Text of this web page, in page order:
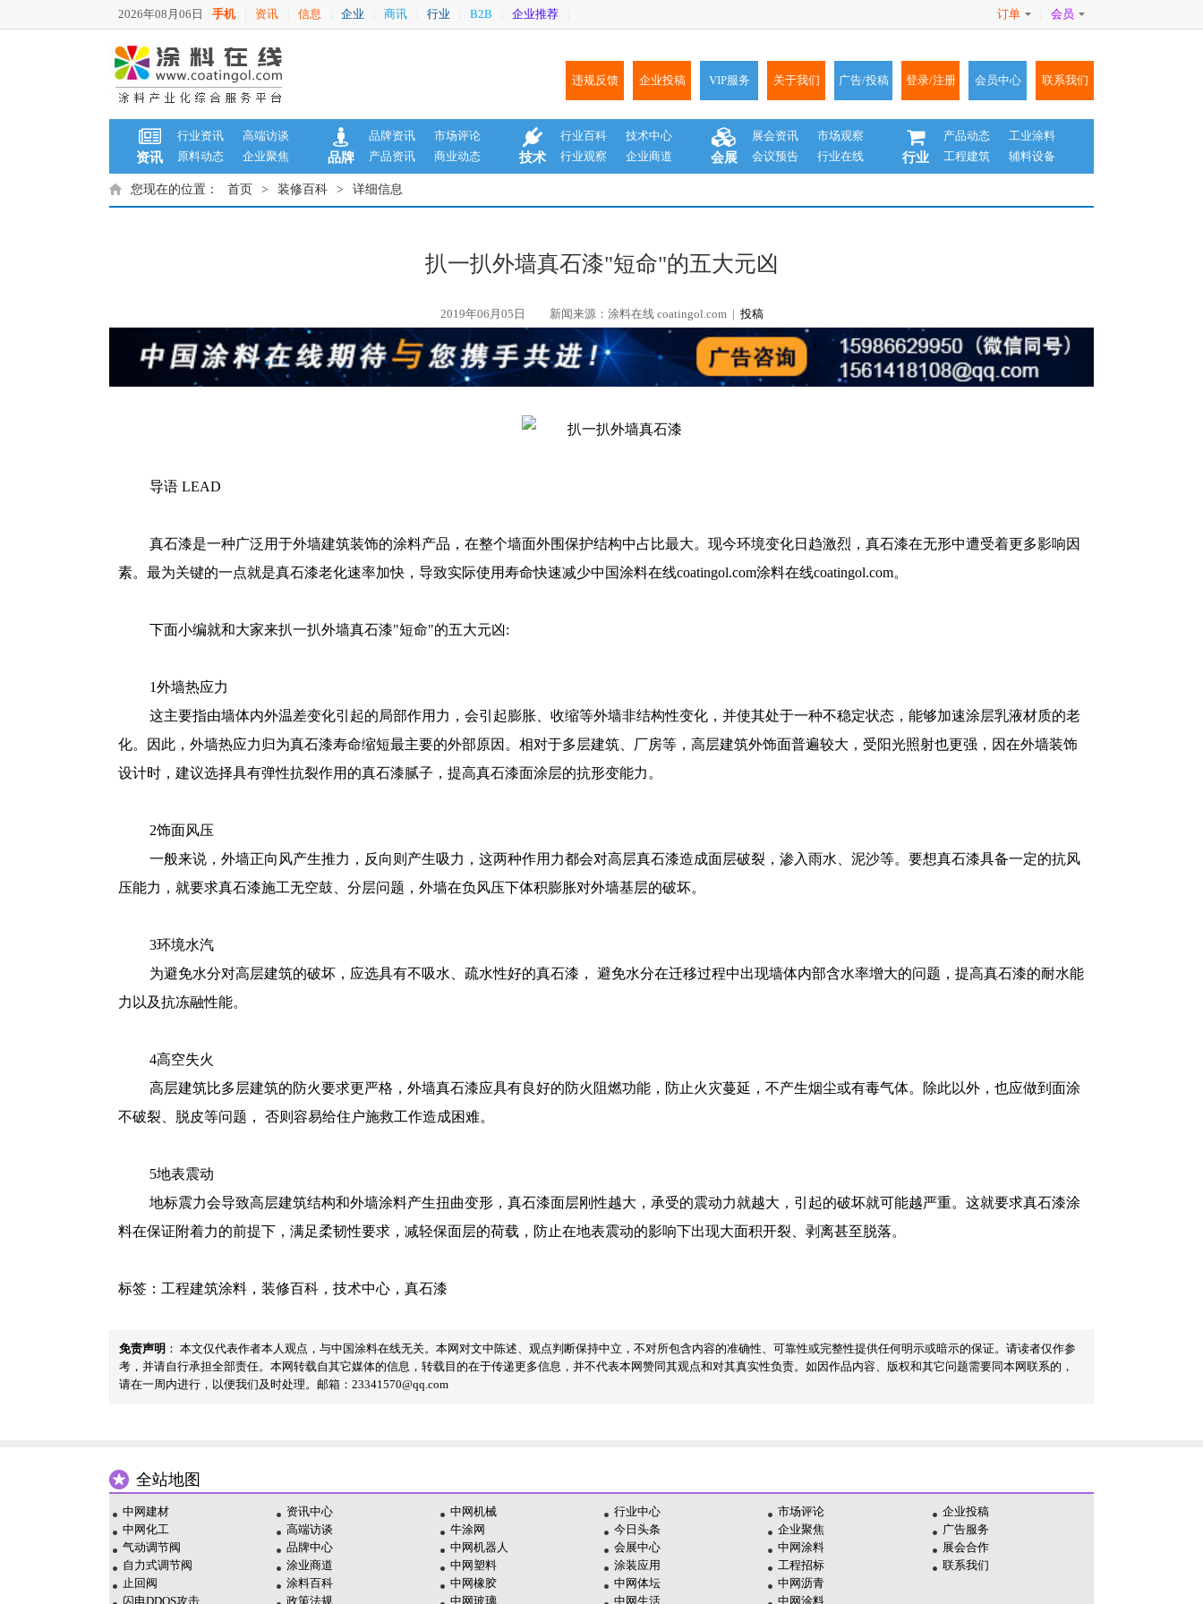
2026年08月06日 手机 资讯 信息 企业 商讯 行业 B2B 企业推荐 订单 会员
违规反馈 企业投稿 VIP服务 关于我们 广告/投稿 登录/注册 会员中心 联系我们
资讯
行业资讯
高端访谈
原料动态
企业聚焦 品牌
品牌资讯
市场评论
产品资讯
商业动态 技术
行业百科
技术中心
行业观察
企业商道 会展
展会资讯
市场观察
会议预告
行业在线 行业
产品动态
工业涂料
工程建筑
辅料设备
您现在的位置： 首页 > 装修百科 > 详细信息
扒一扒外墙真石漆"短命"的五大元凶
2019年06月05日 新闻来源：涂料在线 coatingol.com | 投稿
导语 LEAD
真石漆是一种广泛用于外墙建筑装饰的涂料产品，在整个墙面外围保护结构中占比最大。现今环境变化日趋激烈，真石漆在无形中遭受着更多影响因
素。最为关键的一点就是真石漆老化速率加快，导致实际使用寿命快速减少中国涂料在线coatingol.com涂料在线coatingol.com。
下面小编就和大家来扒一扒外墙真石漆"短命"的五大元凶:
1外墙热应力
这主要指由墙体内外温差变化引起的局部作用力，会引起膨胀、收缩等外墙非结构性变化，并使其处于一种不稳定状态，能够加速涂层乳液材质的老
化。因此，外墙热应力归为真石漆寿命缩短最主要的外部原因。相对于多层建筑、厂房等，高层建筑外饰面普遍较大，受阳光照射也更强，因在外墙装饰
设计时，建议选择具有弹性抗裂作用的真石漆腻子，提高真石漆面涂层的抗形变能力。
2饰面风压
一般来说，外墙正向风产生推力，反向则产生吸力，这两种作用力都会对高层真石漆造成面层破裂，渗入雨水、泥沙等。要想真石漆具备一定的抗风
压能力，就要求真石漆施工无空鼓、分层问题，外墙在负风压下体积膨胀对外墙基层的破坏。
3环境水汽
为避免水分对高层建筑的破坏，应选具有不吸水、疏水性好的真石漆， 避免水分在迁移过程中出现墙体内部含水率增大的问题，提高真石漆的耐水能
力以及抗冻融性能。
4高空失火
高层建筑比多层建筑的防火要求更严格，外墙真石漆应具有良好的防火阻燃功能，防止火灾蔓延，不产生烟尘或有毒气体。除此以外，也应做到面涂
不破裂、脱皮等问题， 否则容易给住户施救工作造成困难。
5地表震动
地标震力会导致高层建筑结构和外墙涂料产生扭曲变形，真石漆面层刚性越大，承受的震动力就越大，引起的破坏就可能越严重。这就要求真石漆涂
料在保证附着力的前提下，满足柔韧性要求，减轻保面层的荷载，防止在地表震动的影响下出现大面积开裂、剥离甚至脱落。
标签： 工程建筑涂料 ， 装修百科 ， 技术中心 ， 真石漆
免责声明 ： 本文仅代表作者本人观点，与中国涂料在线无关。本网对文中陈述、观点判断保持中立，不对所包含内容的准确性、可靠性或完整性提供任何明示或暗示的保证。请读者仅作参
考，并请自行承担全部责任。本网转载自其它媒体的信息，转载目的在于传递更多信息，并不代表本网赞同其观点和对其真实性负责。如因作品内容、版权和其它问题需要同本网联系的，
请在一周内进行，以便我们及时处理。邮箱：23341570@qq.com
全站地图
中网建材
中网化工
气动调节阀
自力式调节阀
止回阀
闪电DDOS攻击
资讯中心
高端访谈
品牌中心
涂业商道
涂料百科
政策法规
中网机械
牛涂网
中网机器人
中网塑料
中网橡胶
中网玻璃
行业中心
今日头条
会展中心
涂装应用
中网体坛
中网生活
市场评论
企业聚焦
中网涂料
工程招标
中网沥青
中网涂料
企业投稿
广告服务
展会合作
联系我们